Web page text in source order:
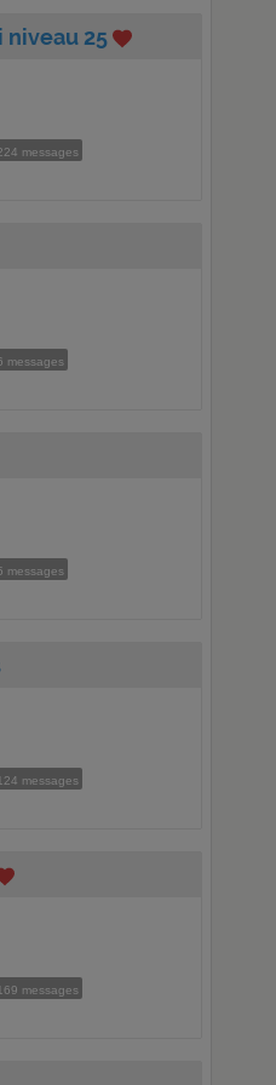
niveau 25
messages
messages
messages
messages
messages